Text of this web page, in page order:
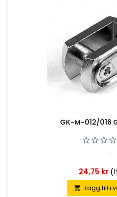
GK-M-012/016
...
Pris
24,75 kr
 Lägg till i